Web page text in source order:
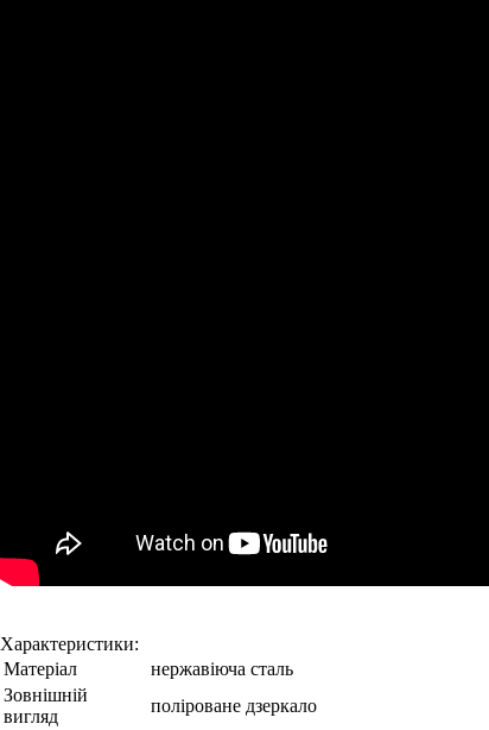
Характеристики:
Матеріал
нержавіюча сталь
Зовнішній
вигляд
поліроване дзеркало